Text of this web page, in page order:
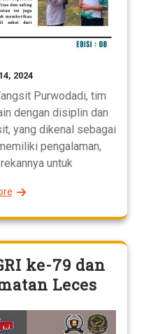
2024
Purwodadi, tim
dengan disiplin dan
yang dikenal sebagai
pengalaman,
untuk
ke-79 dan
Leces